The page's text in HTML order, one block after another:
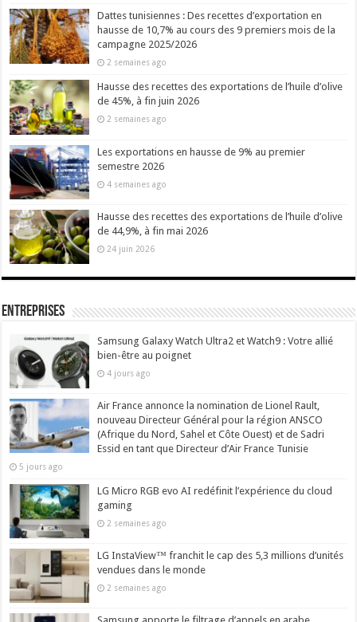
Dattes tunisiennes : Des recettes d’exportation en
hausse de 10,7% au cours des 9 premiers mois de la
campagne 2025/2026
2 semaines ago
Hausse des recettes des exportations de l’huile d’olive
de 45%, à fin juin 2026
2 semaines ago
Les exportations en hausse de 9% au premier
semestre 2026
4 semaines ago
Hausse des recettes des exportations de l’huile d’olive
de 44,9%, à fin mai 2026
24 juin 2026
Entreprises
Samsung Galaxy Watch Ultra2 et Watch9 : Votre allié
bien-être au poignet
4 jours ago
Air France annonce la nomination de Lionel Rault,
nouveau Directeur Général pour la région ANSCO
(Afrique du Nord, Sahel et Côte Ouest) et de Sadri
Essid en tant que Directeur d’Air France Tunisie
5 jours ago
LG Micro RGB evo AI redéfinit l’expérience du cloud
gaming
2 semaines ago
LG InstaView™ franchit le cap des 5,3 millions d’unités
vendues dans le monde
2 semaines ago